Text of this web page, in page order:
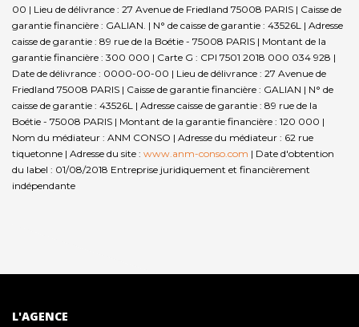
00 | Lieu de délivrance : 27 Avenue de Friedland 75008 PARIS | Caisse de
garantie financière : GALIAN. | N° de caisse de garantie : 43526L | Adresse
caisse de garantie : 89 rue de la Boétie - 75008 PARIS | Montant de la
garantie financière : 300 000 | Carte G : CPI 7501 2018 000 034 928 |
Date de délivrance : 0000-00-00 | Lieu de délivrance : 27 Avenue de
Friedland 75008 PARIS | Caisse de garantie financière : GALIAN | N° de
caisse de garantie : 43526L | Adresse caisse de garantie : 89 rue de la
Boétie - 75008 PARIS | Montant de la garantie financière : 120 000 |
Nom du médiateur : ANM CONSO | Adresse du médiateur : 62 rue
tiquetonne | Adresse du site : www.anm-conso.com | Date d'obtention
du label : 01/08/2018 Entreprise juridiquement et financièrement
indépendante
L'AGENCE